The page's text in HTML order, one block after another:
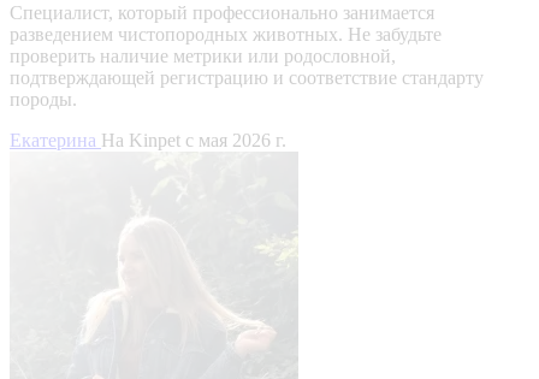
Специалист, который профессионально занимается
разведением чистопородных животных. Не забудьте
проверить наличие метрики или родословной,
подтверждающей регистрацию и соответствие стандарту
породы.
Екатерина На Kinpet c мая 2026 г.